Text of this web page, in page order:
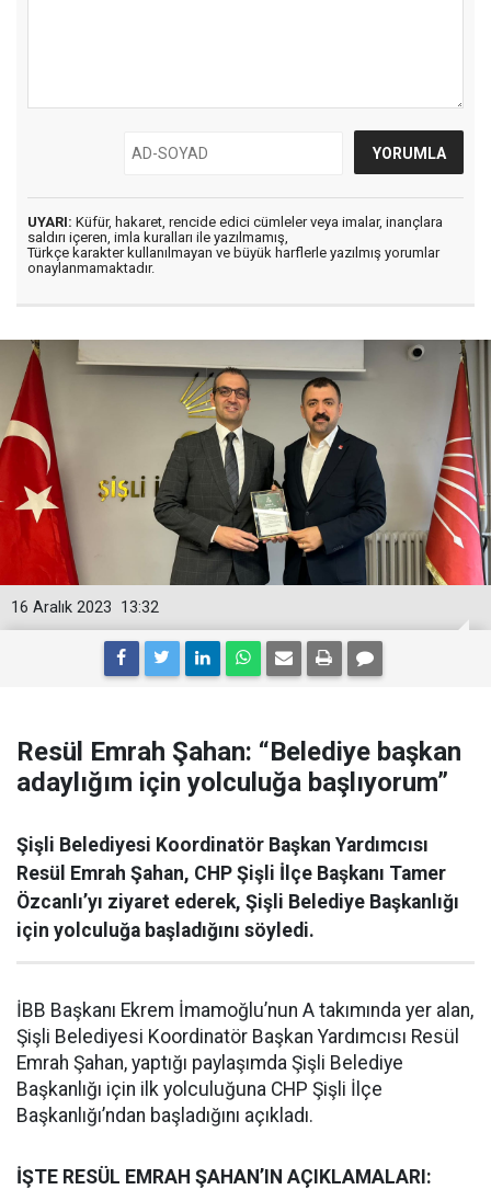
UYARI: Küfür, hakaret, rencide edici cümleler veya imalar, inançlara
saldırı içeren, imla kuralları ile yazılmamış,
Türkçe karakter kullanılmayan ve büyük harflerle yazılmış yorumlar
onaylanmamaktadır.
13:32
16 Aralık 2023
Resül Emrah Şahan: “Belediye başkan
adaylığım için yolculuğa başlıyorum”
Şişli Belediyesi Koordinatör Başkan Yardımcısı
Resül Emrah Şahan, CHP Şişli İlçe Başkanı Tamer
Özcanlı’yı ziyaret ederek, Şişli Belediye Başkanlığı
için yolculuğa başladığını söyledi.
İBB Başkanı Ekrem İmamoğlu’nun A takımında yer alan,
Şişli Belediyesi Koordinatör Başkan Yardımcısı Resül
Emrah Şahan, yaptığı paylaşımda Şişli Belediye
Başkanlığı için ilk yolculuğuna CHP Şişli İlçe
Başkanlığı’ndan başladığını açıkladı.
İŞTE RESÜL EMRAH ŞAHAN’IN AÇIKLAMALARI: